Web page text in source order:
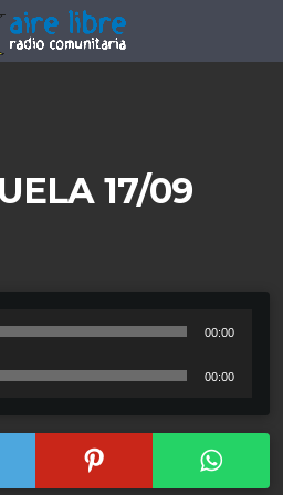
17/09
00:00
00:00